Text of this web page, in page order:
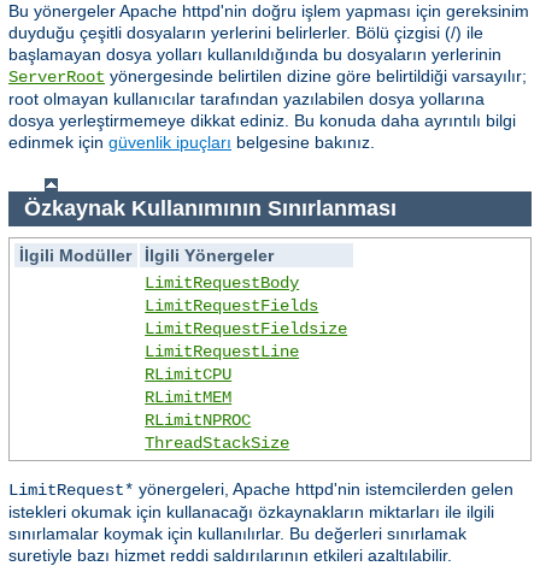
Bu yönergeler Apache httpd'nin doğru işlem yapması için gereksinim
duyduğu çeşitli dosyaların yerlerini belirlerler. Bölü çizgisi (/) ile
başlamayan dosya yolları kullanıldığında bu dosyaların yerlerinin
ServerRoot yönergesinde belirtilen dizine göre belirtildiği varsayılır;
root olmayan kullanıcılar tarafından yazılabilen dosya yollarına
dosya yerleştirmemeye dikkat ediniz. Bu konuda daha ayrıntılı bilgi
edinmek için güvenlik ipuçları belgesine bakınız.
Özkaynak Kullanımının Sınırlanması
İlgili Modüller
İlgili Yönergeler
LimitRequestBody
LimitRequestFields
LimitRequestFieldsize
LimitRequestLine
RLimitCPU
RLimitMEM
RLimitNPROC
ThreadStackSize
LimitRequest* yönergeleri, Apache httpd'nin istemcilerden gelen
istekleri okumak için kullanacağı özkaynakların miktarları ile ilgili
sınırlamalar koymak için kullanılırlar. Bu değerleri sınırlamak
suretiyle bazı hizmet reddi saldırılarının etkileri azaltılabilir.